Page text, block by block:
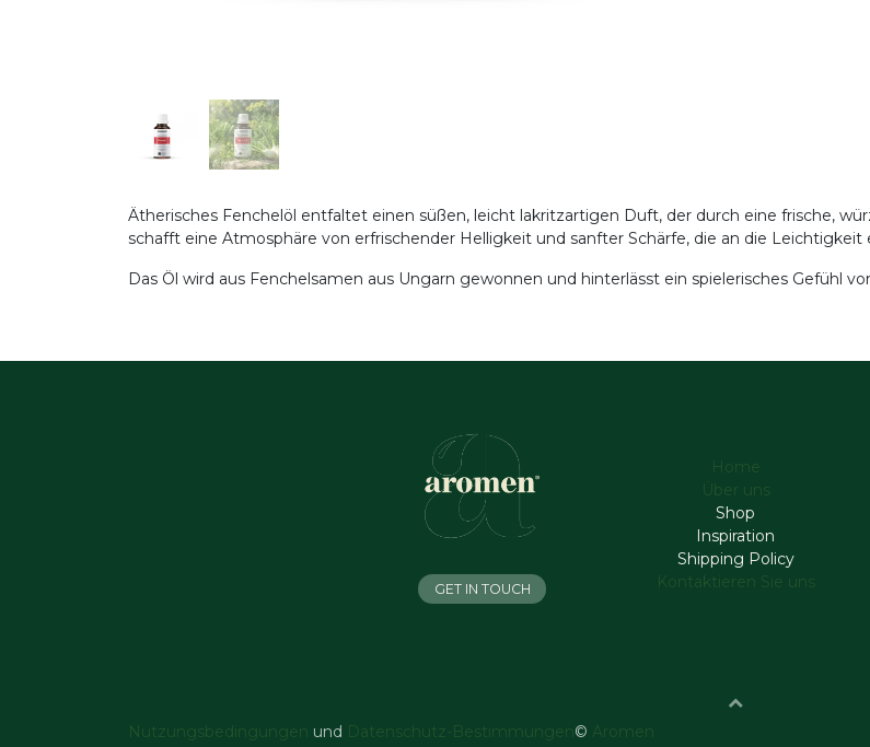
Ätherisches Fenchelöl entfaltet einen süßen, leicht lakritzartigen Duft, der durch eine frische,
schafft eine Atmosphäre von erfrischender Helligkeit und sanfter Schärfe, die an die
Das Öl wird aus Fenchelsamen aus Ungarn gewonnen und hinterlässt ein spielerisches Gefühl
Home
Über uns
Shop
Inspiration
Shipping Policy
Kontaktieren Sie uns
GET IN TOUCH
Nutzungsbedingungen und Datenschutz-Bestimmungen © Aromen